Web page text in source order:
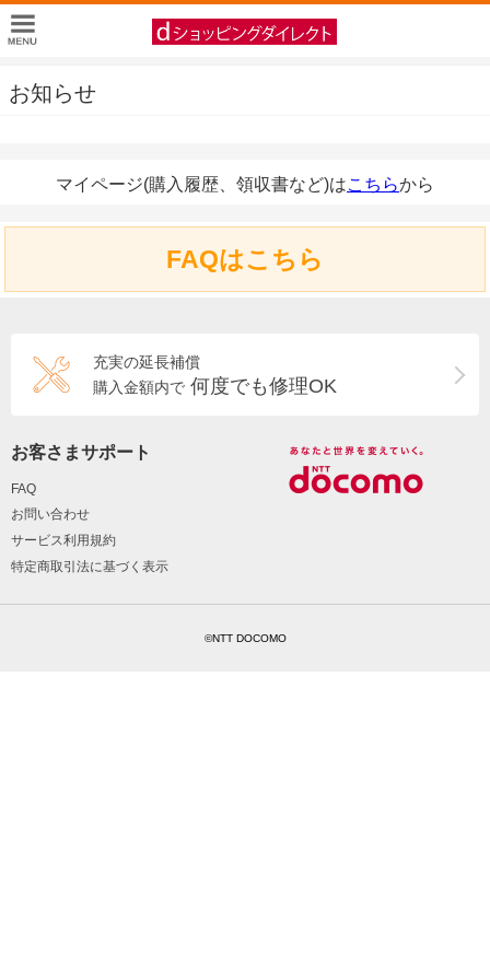
お知らせ
マイページ(購入履歴、領収書など)はこちらから
FAQはこちら
充実の延長補償
購入金額内で 何度でも修理OK
お客さまサポート
FAQ
お問い合わせ
サービス利用規約
特定商取引法に基づく表示
©NTT DOCOMO